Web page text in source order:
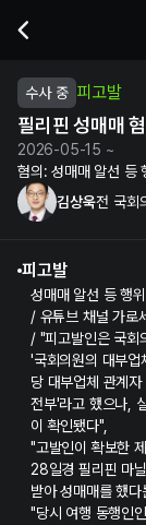
수사 중 피고발
필리핀 성매매 혐
2026-05-15 ~
혐의:성매매 알선 등
김상욱전 국회
피고발
성매매 알선 등 행
/ 유튜브 채널 가로
/ "피고발인은 국회
'국회의원의 대부업
당 대부업체 관계
전부'라고 했으나,
이 확인됐다",
"고발인이 확보한
28일경 필리핀 마
받아 성매매를 했다
"당시 여행 동행인